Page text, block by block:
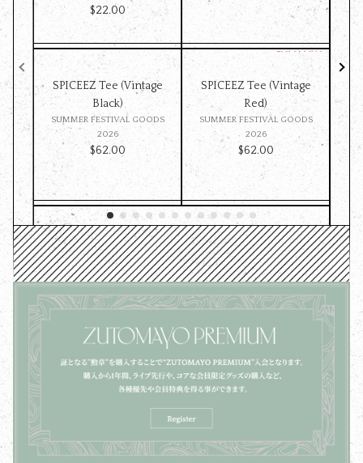
$‌22.00
SPICEEZ Tee (Vintage
Black)
SUMMER FESTIVAL GOODS
2026
$‌62.00
SPICEEZ Tee (Vintage
Red)
SUMMER FESTIVAL GOODS
2026
$‌62.00